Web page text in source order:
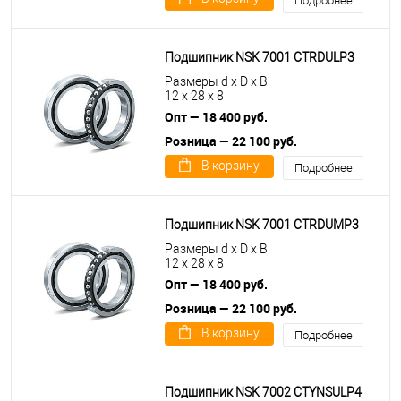
Подшипник NSK 7001 CTRDULP3
Размеры d x D x B
12 x 28 x 8
Опт — 18 400 руб.
Розница — 22 100 руб.
В корзину Подробнее
Подшипник NSK 7001 CTRDUMP3
Размеры d x D x B
12 x 28 x 8
Опт — 18 400 руб.
Розница — 22 100 руб.
В корзину Подробнее
Подшипник NSK 7002 CTYNSULP4